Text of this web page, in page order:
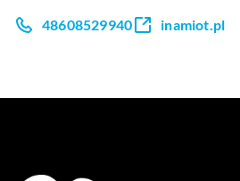
48608529940 inamiot.pl